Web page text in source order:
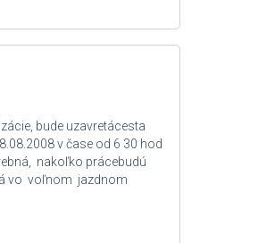
bude uzavretácesta
v čase od 6 30 hod
nakoľko prácebudú
vo voľnom jazdnom